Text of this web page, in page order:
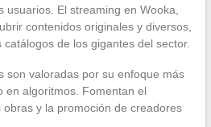
El streaming en Wooka,
contenidos originales y diversos,
de los gigantes del sector.
son valoradas por su enfoque más
en algoritmos. Fomentan el
y la promoción de creadores